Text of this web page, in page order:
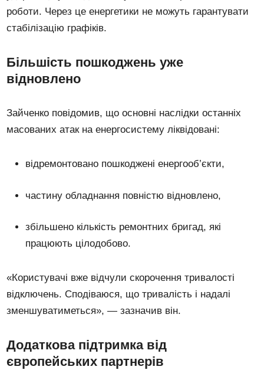
роботи. Через це енергетики не можуть гарантувати
стабілізацію графіків.
Більшість пошкоджень уже
відновлено
Зайченко повідомив, що основні наслідки останніх
масованих атак на енергосистему ліквідовані:
відремонтовано пошкоджені енергооб’єкти,
частину обладнання повністю відновлено,
збільшено кількість ремонтних бригад, які
працюють цілодобово.
«Користувачі вже відчули скорочення тривалості
відключень. Сподіваюся, що тривалість і надалі
зменшуватиметься», — зазначив він.
Додаткова підтримка від
європейських партнерів